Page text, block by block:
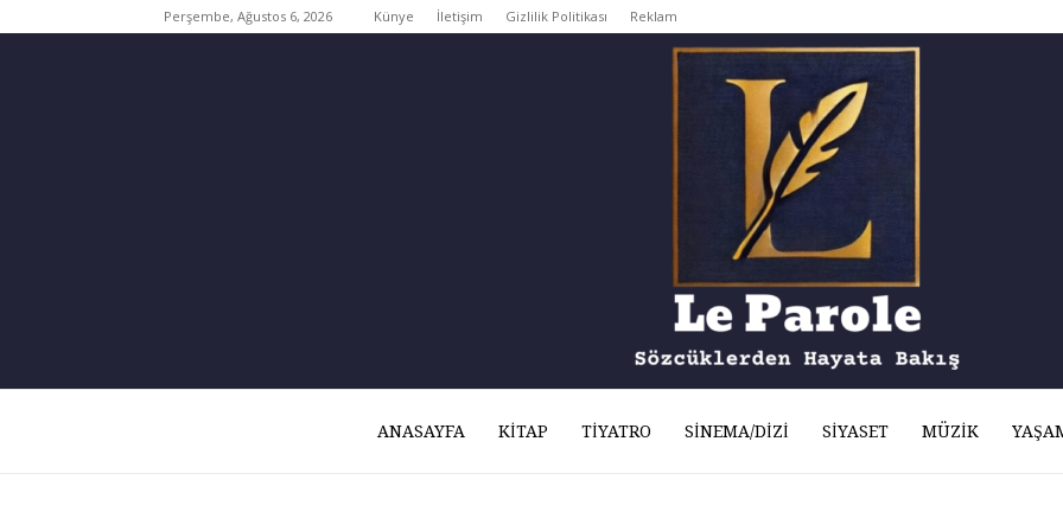
Perşembe, Ağustos 6, 2026 Künye İletişim Gizlilik Politikası Reklam
ANASAYFA KITAP TIYATRO SINEMA/DIZI SIYASET MÜZIK